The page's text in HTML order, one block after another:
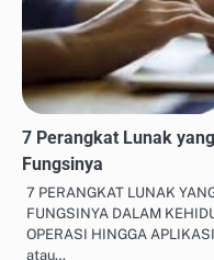
7 Perangkat Lunak
Fungsinya
7 PERANGKAT LUNAK
FUNGSINYA DALAM
OPERASI HINGGA
atau…